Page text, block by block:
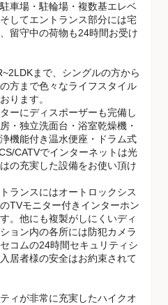
車場・駐輪場・複数基エレベ
してエントランス部分には宅
留守中の荷物も24時間お受け
まで、シングルの方から
方まで色々なライフスタイル
ります。
ーにディスポーザーも完備し
・独立洗面台・浴室乾燥機・
機能付き温水便座・ドラム式
CATVでインターネットは光
の充実した設備をお使い頂け
ランスにはオートロックシス
TVモニター付きインターホン
。他にも複製がしにくいディ
ョン内の各所には防犯カメラ
コムの24時間セキュリティシ
居者様の安全はお約束されて
ィが非常に充実したハイクオ